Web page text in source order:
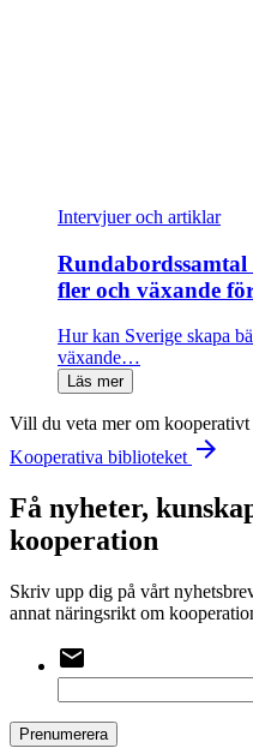
Intervjuer och artiklar
fler och växande
Hur kan Sverige skapa
växande…
Läs mer
Vill du veta mer om kooperativt
Kooperativa biblioteket arrow_forward
Få nyheter,
kooperation
Skriv upp dig på vårt
annat näringsrikt om
email
Prenumerera